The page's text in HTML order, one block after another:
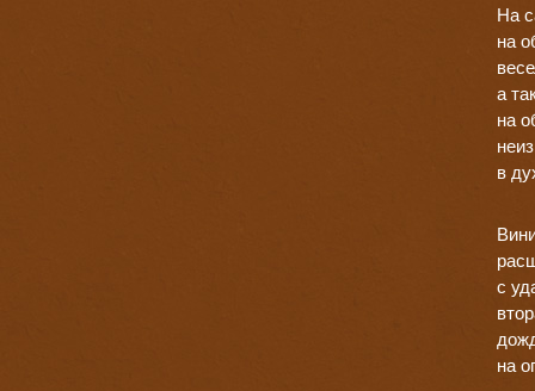
На
на
а
на
в
с
на